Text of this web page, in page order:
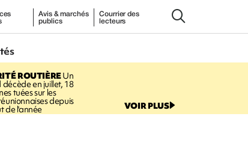
Avis & marchés
publics
Courrier des
lecteurs
ROUTIÈREUn
en juillet, 18
tuées sur les
depuis
de l'année VOIR PLUS